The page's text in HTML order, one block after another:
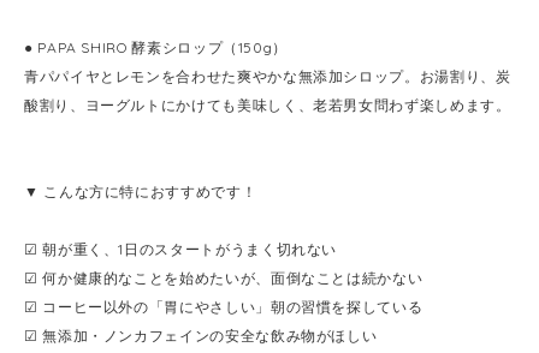
● PAPA SHIRO 酵素シロップ（150g）
青パパイヤとレモンを合わせた爽やかな無添加シロップ。お湯割り、炭
酸割り、ヨーグルトにかけても美味しく、老若男女問わず楽しめます。
▼ こんな方に特におすすめです！
☑ 朝が重く、1日のスタートがうまく切れない
☑ 何か健康的なことを始めたいが、面倒なことは続かない
☑ コーヒー以外の「胃にやさしい」朝の習慣を探している
☑ 無添加・ノンカフェインの安全な飲み物がほしい